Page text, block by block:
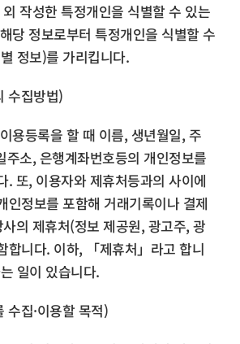
작성한 특정개인을 식별할 수 있는
당 정보로부터 특정개인을 식별할 수
정보)를 가리킵니다.
수집방법)
용등록을 할 때 이름, 생년월일, 주
주소, 은행계좌번호등의 개인정보를
. 또, 이용자와 제휴처등과의 사이에
인정보를 포함해 거래기록이나 결제
의 제휴처(정보 제공원, 광고주, 광
합니다. 이하, 「제휴처」라고 합니
일이 있습니다.
수집·이용할 목적)